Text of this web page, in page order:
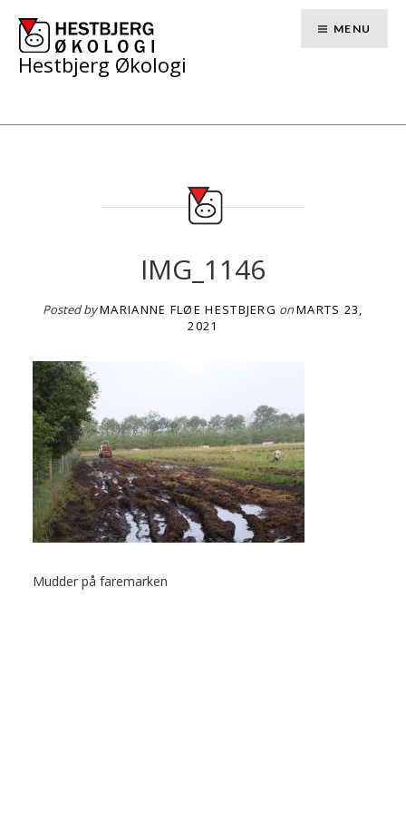
content
Hestbjerg Økologi
MENU
IMG_1146
Posted byMARIANNE FLØE HESTBJERG onMARTS 23,
2021
Mudder på faremarken